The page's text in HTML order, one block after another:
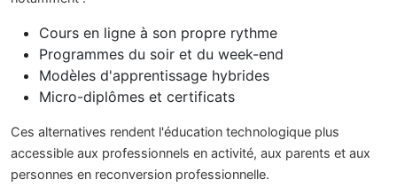
Cours en ligne à son propre rythme
Programmes du soir et du week-end
Modèles d'apprentissage hybrides
Micro-diplômes et certificats
Ces alternatives rendent l'éducation technologique plus
accessible aux professionnels en activité, aux parents et aux
personnes en reconversion professionnelle.